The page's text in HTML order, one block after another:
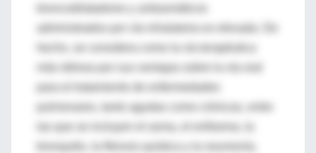
hecho, se considera como la vía terapéutica
más idónea por sus ventajas sobre la vía oral
pulmonares, tanto agudas como crónicas, entre
bronquitis, la fibrosis quística y la neumonía.